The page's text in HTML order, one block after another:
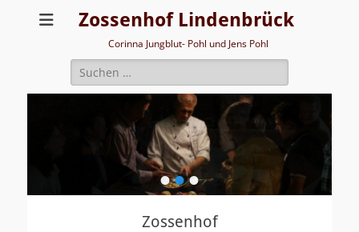
Zossenhof Lindenbrück
Corinna Jungblut- Pohl und Jens Pohl
Suche
nach:
•••
Zossenhof